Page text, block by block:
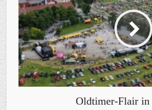
Oldtimer-Flair